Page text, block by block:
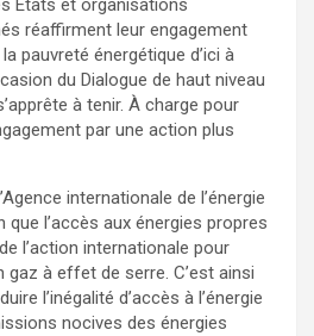
États et organisations
réaffirment leur engagement
pauvreté énergétique d’ici à
du Dialogue de haut niveau
à tenir. À charge pour
par une action plus
internationale de l’énergie
l’accès aux énergies propres
l’action internationale pour
gaz à effet de serre. C’est ainsi
l’inégalité d’accès à l’énergie
nocives des énergies